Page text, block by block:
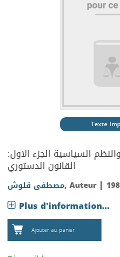
Texte
السياسية الجزء الاول:
القانون الدستوري
مصطفى قلوش, Auteur |
Plus d'information...
Ajouter au panier